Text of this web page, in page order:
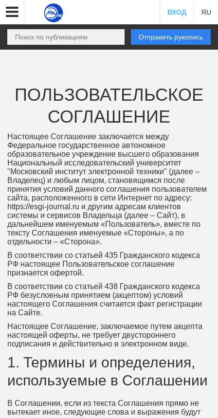
ВХОД RU
Отправить рукопись
ПОЛЬЗОВАТЕЛЬСКОЕ
СОГЛАШЕНИЕ
Настоящее Соглашение заключается между
Федеральное государственное автономное
образовательное учреждение высшего образования
Национальный исследовательский университет
"Московский институт электронной техники" (далее –
Владелец) и любым лицом, становящимся после
принятия условий данного соглашения пользователем
сайта, расположенного в сети Интернет по адресу:
https://esgi-journal.ru и другим адресам клиентов
системы и сервисов Владельца (далее – Сайт), в
дальнейшем именуемым «Пользователь», вместе по
тексту Соглашения именуемые «Стороны», а по
отдельности – «Сторона».
В соответствии со статьей 435 Гражданского кодекса
РФ настоящее Пользовательское соглашение
признается офертой.
В соответствии со статьей 438 Гражданского кодекса
РФ безусловным принятием (акцептом) условий
настоящего Соглашения считается факт регистрации
на Сайте.
Настоящее Соглашение, заключаемое путем акцепта
настоящей оферты, не требует двустороннего
подписания и действительно в электронном виде.
1. Термины и определения,
используемые в Соглашении
В Соглашении, если из текста Соглашения прямо не
вытекает иное, следующие слова и выражения будут